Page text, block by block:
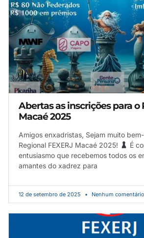
Abertas as inscrições para o
Macaé 2025
Amigos enxadristas, Sejam muito
Regional FEXERJ Macaé 2025!
É
entusiasmo que recebemos todos os
amantes do xadrez para
12 de setembro de 2025 Nenhum comentário